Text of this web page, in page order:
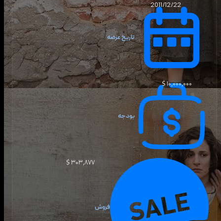
تاریخ عرضه
2011/12/22
بودجه
۱۰٬۰۰۰٬۰۰۰ $
فروش
۳۰۳٬۸۷۷ $